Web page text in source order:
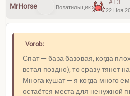
MrHorse Волатильщик
#13
22 Ноя
Vorob:
Спат — база базовая, когда
встал поздно), то сразу тянет
Многа кушат — я когда много
остаётся места для ненужной